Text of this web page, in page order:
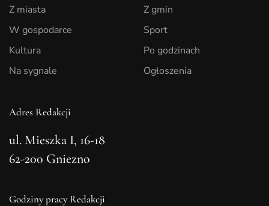
Z miasta
W gospodarce
Kultura
Na sygnale
Z gmin
Sport
Po godzinach
Ogłoszenia
Adres Redakcji
ul. Mieszka I, 16-18
62-200 Gniezno
Godziny pracy Redakcji